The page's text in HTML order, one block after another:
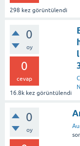
298 kez görüntülendi
0
oy
0
cevap
16.8k kez görüntülendi
0
oy